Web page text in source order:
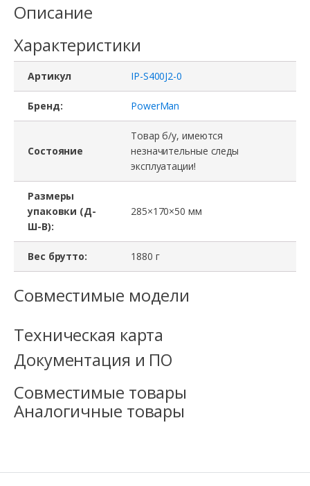
Описание
Характеристики
Артикул IP-S400J2-0
Бренд: PowerMan
Состояние
Товар б/у, имеются
незначительные следы
эксплуатации!
Размеры
упаковки (Д-
Ш-В):
285×170×50 мм
Вес брутто: 1880 г
Совместимые модели
Техническая карта
Документация и ПО
Совместимые товары
Аналогичные товары